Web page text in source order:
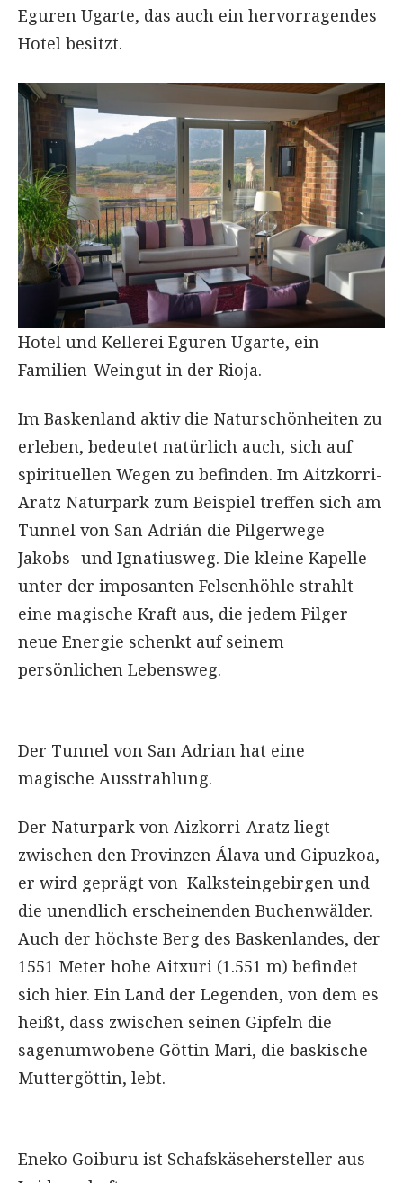
Eguren Ugarte, das auch ein hervorragendes
Hotel besitzt.
Hotel und Kellerei Eguren Ugarte, ein
Familien-Weingut in der Rioja.
Im Baskenland aktiv die Naturschönheiten zu
erleben, bedeutet natürlich auch, sich auf
spirituellen Wegen zu befinden. Im Aitzkorri-
Aratz Naturpark zum Beispiel treffen sich am
Tunnel von San Adrián die Pilgerwege
Jakobs- und Ignatiusweg. Die kleine Kapelle
unter der imposanten Felsenhöhle strahlt
eine magische Kraft aus, die jedem Pilger
neue Energie schenkt auf seinem
persönlichen Lebensweg.
Der Tunnel von San Adrian hat eine
magische Ausstrahlung.
Der Naturpark von Aizkorri-Aratz liegt
zwischen den Provinzen Álava und Gipuzkoa,
er wird geprägt von Kalksteingebirgen und
die unendlich erscheinenden Buchenwälder.
Auch der höchste Berg des Baskenlandes, der
1551 Meter hohe Aitxuri (1.551 m) befindet
sich hier. Ein Land der Legenden, von dem es
heißt, dass zwischen seinen Gipfeln die
sagenumwobene Göttin Mari, die baskische
Muttergöttin, lebt.
Eneko Goiburu ist Schafskäsehersteller aus